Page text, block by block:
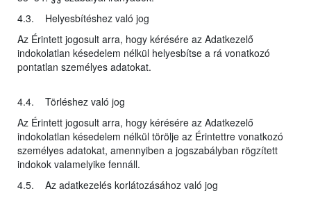
4.3. Helyesbítéshez való jog
Az Érintett jogosult arra, hogy kérésére az Adatkezelő
indokolatlan késedelem nélkül helyesbítse a rá vonatkozó
pontatlan személyes adatokat.
4.4. Törléshez való jog
Az Érintett jogosult arra, hogy kérésére az Adatkezelő
indokolatlan késedelem nélkül törölje az Érintettre vonatkozó
személyes adatokat, amennyiben a jogszabályban rögzített
indokok valamelyike fennáll.
4.5. Az adatkezelés korlátozásához való jog